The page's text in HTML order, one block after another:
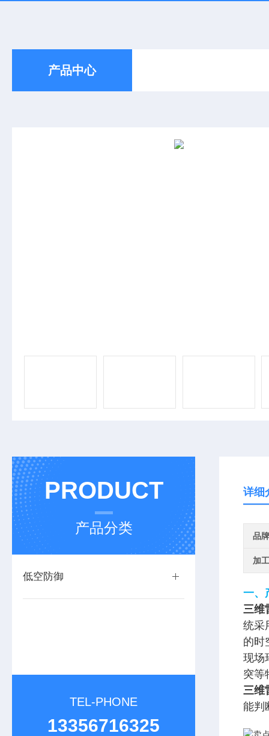
产品中心
PRODUCT
产品分类
低空防御
TEL-PHONE
13356716325
详细
品牌
加
一、
三维
统采
的时
现场
突等
三维
能判